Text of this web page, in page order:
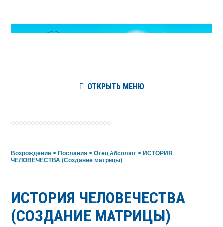
ОТКРЫТЬ МЕНЮ
Возрождение >Послания >Отец Абсолют >ИСТОРИЯ
ЧЕЛОВЕЧЕСТВА (Создание матрицы)
ИСТОРИЯ ЧЕЛОВЕЧЕСТВА
(СОЗДАНИЕ МАТРИЦЫ)